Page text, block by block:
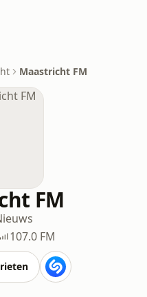
Maastricht FM
FM
107.0 FM